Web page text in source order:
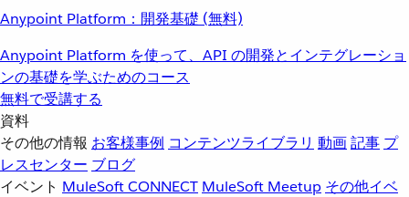
Anypoint Platform：開発基礎 (無料)
Anypoint Platform を使って、API の開発とインテグレーショ
ンの基礎を学ぶためのコース
無料で受講する
資料
その他の情報 お客様事例 コンテンツライブラリ 動画記事 プ
レスセンター ブログ
イベント MuleSoft CONNECT MuleSoft Meetup その他イベ